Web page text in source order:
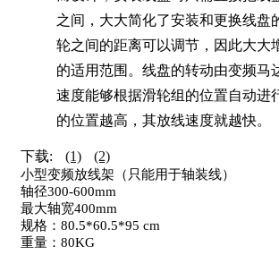
之间，大大简化了安装和更换线盘
轮之间的距离可以调节，因此大大
的适用范围。线盘的转动由变频马
速度能够根据滑轮组的位置自动进
的位置越高，其放线速度就越快。
下载: (1) (2)
小型变频放线架（只能用于轴装线）
轴径300-600mm
最大轴宽400mm
规格：80.5*60.5*95 cm
重量：80KG